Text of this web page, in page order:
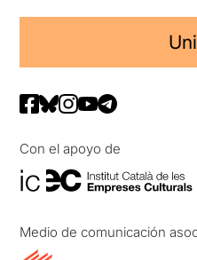
Con el apoyo de
Medio de comunicación